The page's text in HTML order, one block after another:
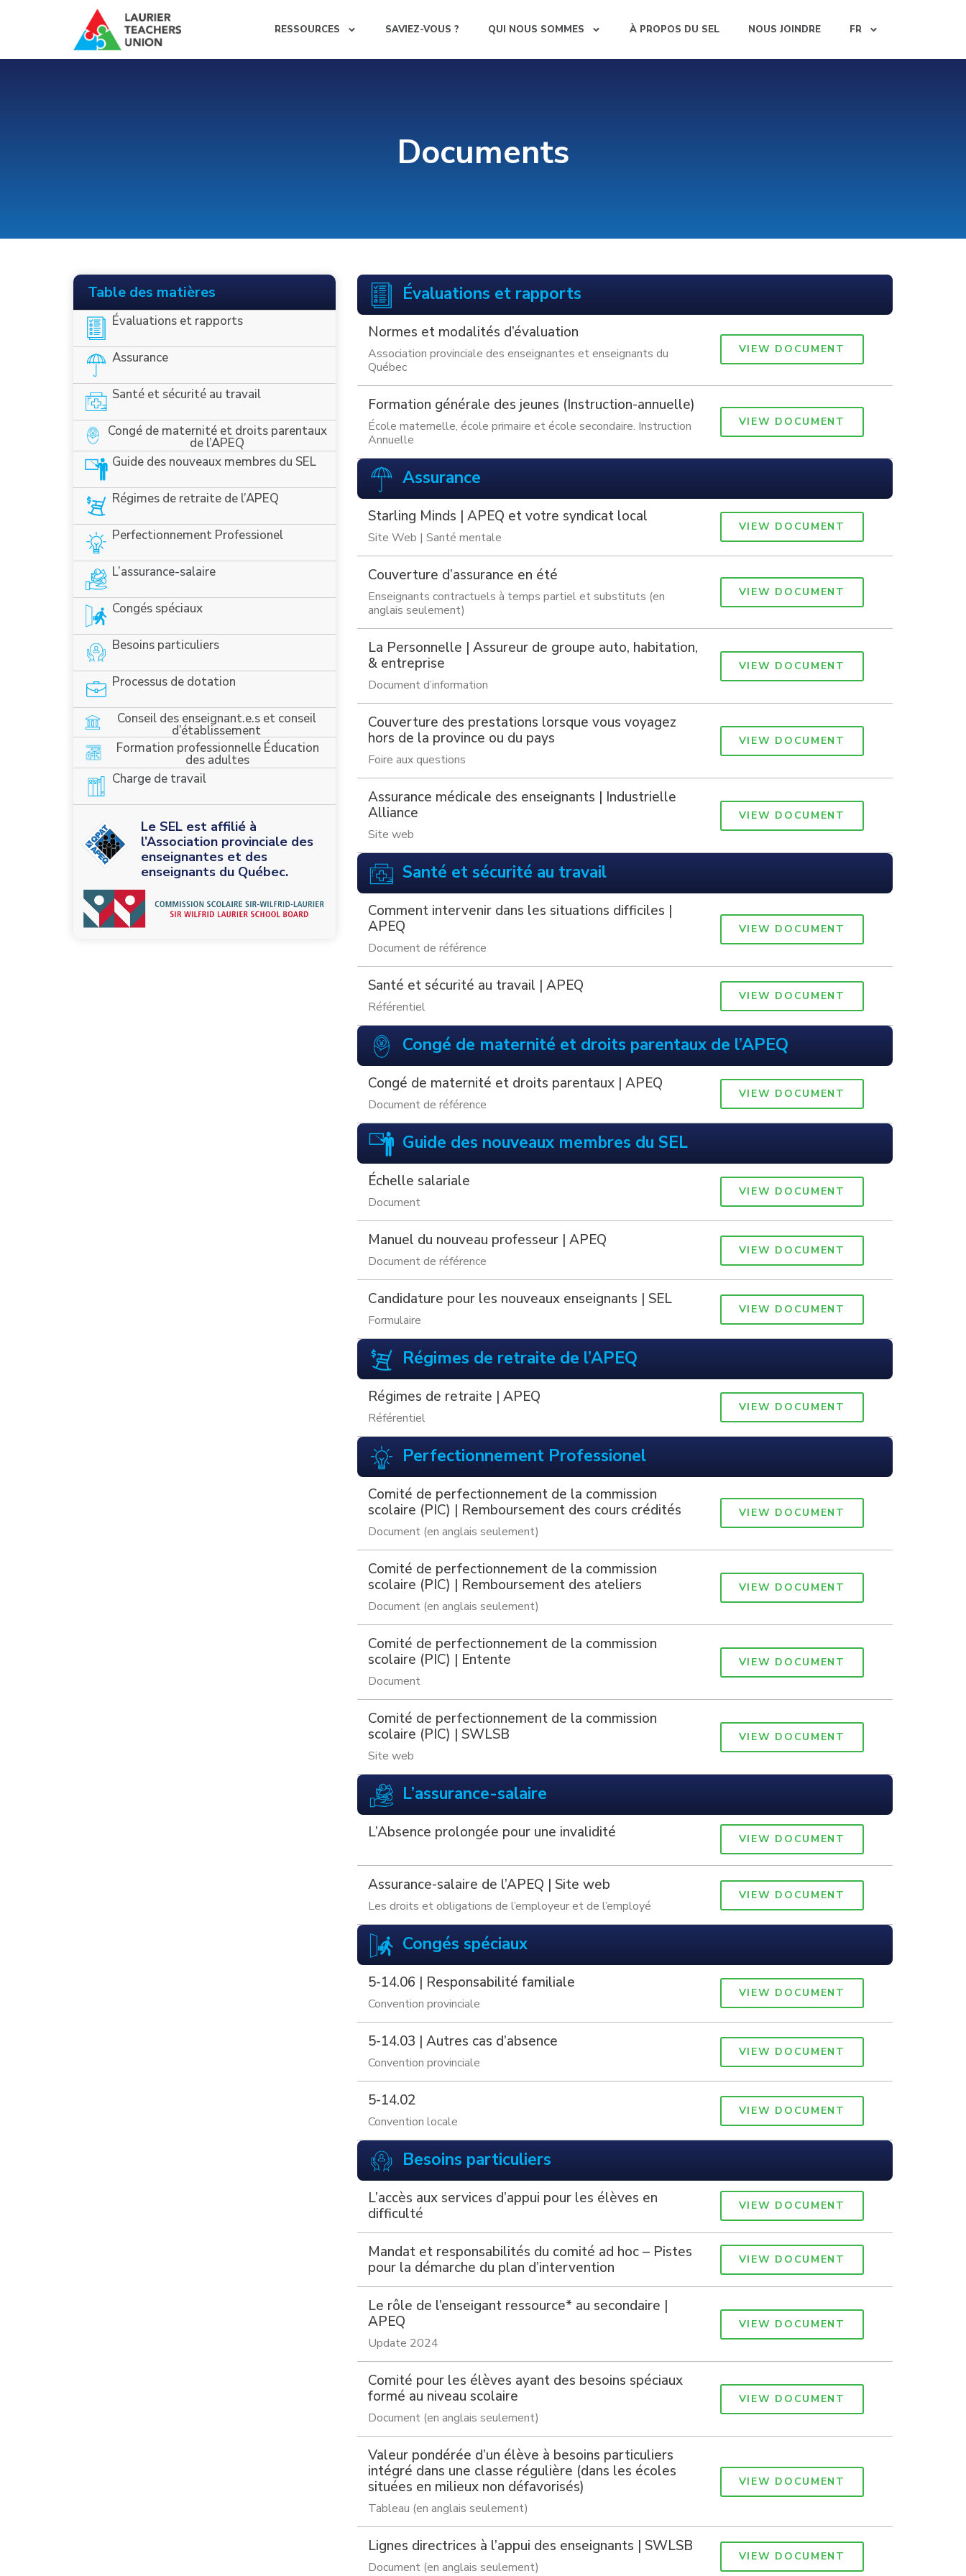
RESSOURCES SAVIEZ-VOUS ? QUI NOUS SOMMES À PROPOS DU SEL NOUS JOINDRE FR
Documents
Table des matières
Évaluations et rapports
Assurance
Santé et sécurité au travail
Congé de maternité et droits parentaux
de l’APEQ
Guide des nouveaux membres du SEL
Régimes de retraite de l’APEQ
Perfectionnement Professionel
L’assurance-salaire
Congés spéciaux
Besoins particuliers
Processus de dotation
Conseil des enseignant.e.s et conseil
d’établissement
Formation professionnelle Éducation
des adultes
Charge de travail
Le SEL est affilié à
l’Association provinciale des
enseignantes et des
enseignants du Québec.
Évaluations et rapports
Normes et modalités d’évaluation
Association provinciale des enseignantes et enseignants du
Québec
VIEW DOCUMENT
Formation générale des jeunes (Instruction-annuelle)
École maternelle, école primaire et école secondaire. Instruction
Annuelle
VIEW DOCUMENT
Assurance
Starling Minds | APEQ et votre syndicat local
Site Web | Santé mentale
VIEW DOCUMENT
Couverture d’assurance en été
Enseignants contractuels à temps partiel et substituts (en
anglais seulement)
VIEW DOCUMENT
La Personnelle | Assureur de groupe auto, habitation,
& entreprise
Document d’information
VIEW DOCUMENT
Couverture des prestations lorsque vous voyagez
hors de la province ou du pays
Foire aux questions
VIEW DOCUMENT
Assurance médicale des enseignants | Industrielle
Alliance
Site web
VIEW DOCUMENT
Santé et sécurité au travail
Comment intervenir dans les situations difficiles |
APEQ
Document de référence
VIEW DOCUMENT
Santé et sécurité au travail | APEQ
Référentiel
VIEW DOCUMENT
Congé de maternité et droits parentaux de l’APEQ
Congé de maternité et droits parentaux | APEQ
Document de référence
VIEW DOCUMENT
Guide des nouveaux membres du SEL
Échelle salariale
Document
VIEW DOCUMENT
Manuel du nouveau professeur | APEQ
Document de référence
VIEW DOCUMENT
Candidature pour les nouveaux enseignants | SEL
Formulaire
VIEW DOCUMENT
Régimes de retraite de l’APEQ
Régimes de retraite | APEQ
Référentiel
VIEW DOCUMENT
Perfectionnement Professionel
Comité de perfectionnement de la commission
scolaire (PIC) | Remboursement des cours crédités
Document (en anglais seulement)
VIEW DOCUMENT
Comité de perfectionnement de la commission
scolaire (PIC) | Remboursement des ateliers
Document (en anglais seulement)
VIEW DOCUMENT
Comité de perfectionnement de la commission
scolaire (PIC) | Entente
Document
VIEW DOCUMENT
Comité de perfectionnement de la commission
scolaire (PIC) | SWLSB
Site web
VIEW DOCUMENT
L’assurance-salaire
L’Absence prolongée pour une invalidité VIEW DOCUMENT
Assurance-salaire de l’APEQ | Site web
Les droits et obligations de l’employeur et de l’employé
VIEW DOCUMENT
Congés spéciaux
5-14.06 | Responsabilité familiale
Convention provinciale
VIEW DOCUMENT
5-14.03 | Autres cas d’absence
Convention provinciale
VIEW DOCUMENT
5-14.02
Convention locale
VIEW DOCUMENT
Besoins particuliers
L’accès aux services d’appui pour les élèves en
difficulté
VIEW DOCUMENT
Mandat et responsabilités du comité ad hoc – Pistes
pour la démarche du plan d’intervention
VIEW DOCUMENT
Le rôle de l’enseigant ressource* au secondaire |
APEQ
Update 2024
VIEW DOCUMENT
Comité pour les élèves ayant des besoins spéciaux
formé au niveau scolaire
Document (en anglais seulement)
VIEW DOCUMENT
Valeur pondérée d’un élève à besoins particuliers
intégré dans une classe régulière (dans les écoles
situées en milieux non défavorisés)
Tableau (en anglais seulement)
VIEW DOCUMENT
Lignes directrices à l’appui des enseignants | SWLSB
Document (en anglais seulement)
VIEW DOCUMENT